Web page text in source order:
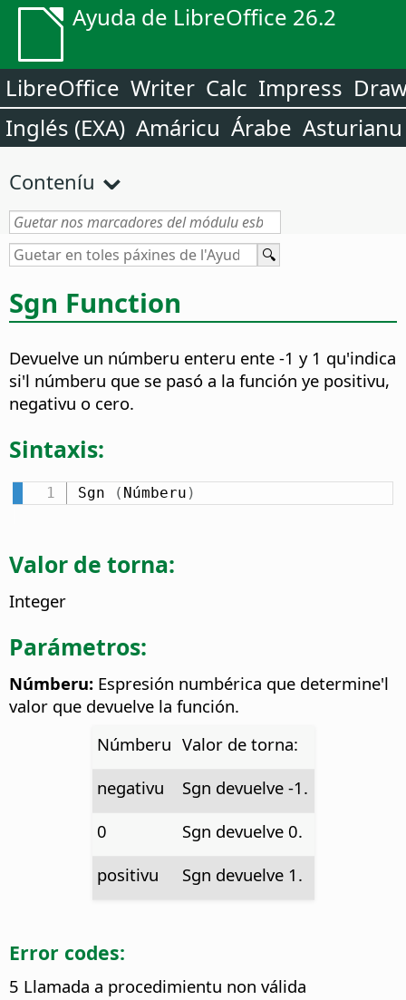
Ayuda de LibreOffice 26.2
LibreOffice Writer Calc Impress
Inglés (EXA) Amáricu Árabe Asturianu
Conteníu
Sgn Function
Devuelve un númberu enteru ente -1 y 1 qu'indica
si'l númberu que se pasó a la función ye positivu,
negativu o cero.
Sintaxis:
Sgn ( Númberu )
Valor de torna:
Integer
Parámetros:
Númberu: Espresión numbérica que determine'l
valor que devuelve la función.
Númberu Valor de torna:
negativu
Sgn devuelve -1.
0
Sgn devuelve 0.
positivu
Sgn devuelve 1.
Error codes:
5 Llamada a procedimientu non válida